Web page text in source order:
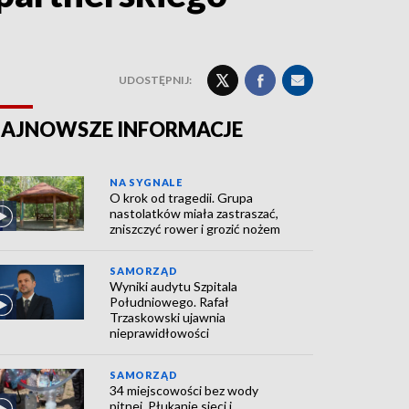
UDOSTĘPNIJ:
INFORMACJE
NA SYGNALE
O krok od tragedii. Grupa
nastolatków miała zastraszać,
zniszczyć rower i grozić nożem
SAMORZĄD
Wyniki audytu Szpitala
Południowego. Rafał
Trzaskowski ujawnia
nieprawidłowości
SAMORZĄD
34 miejscowości bez wody
pitnej. Płukanie sieci i